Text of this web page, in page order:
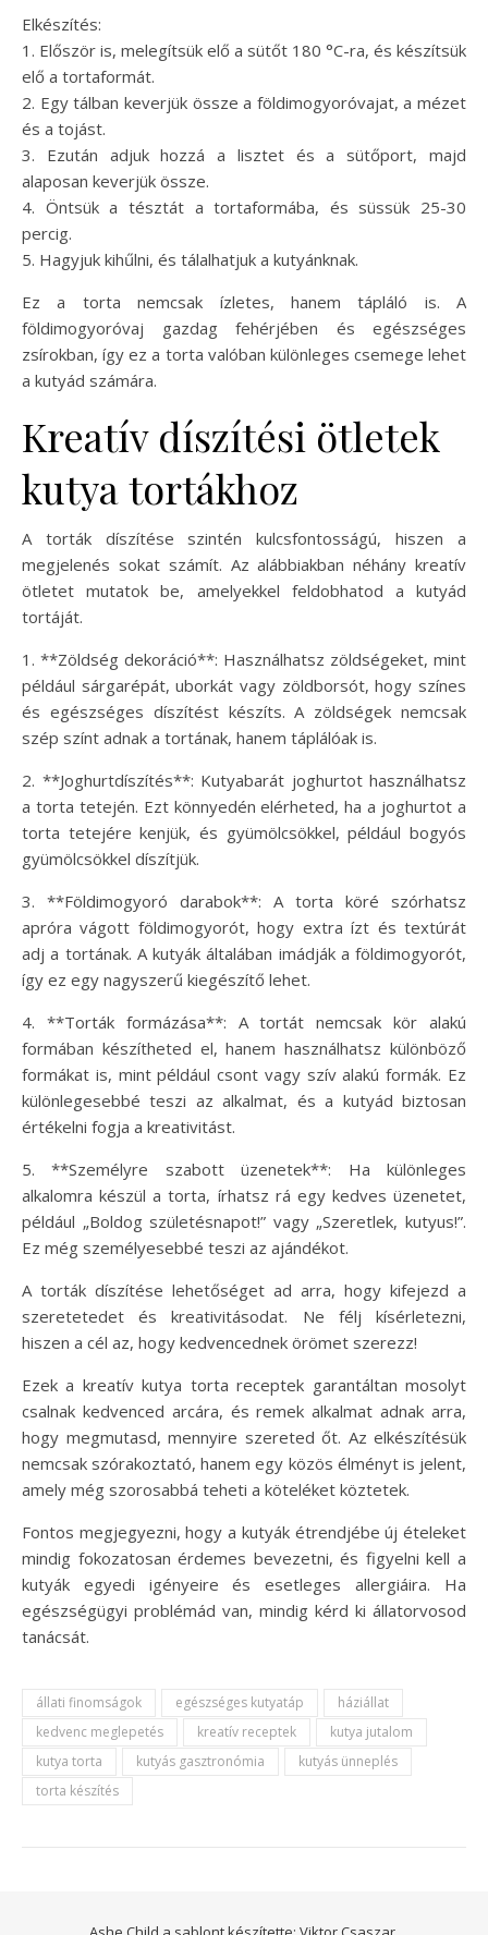
Elkészítés:
1. Először is, melegítsük elő a sütőt 180 °C-ra, és készítsük
elő a tortaformát.
2. Egy tálban keverjük össze a földimogyoróvajat, a mézet
és a tojást.
3. Ezután adjuk hozzá a lisztet és a sütőport, majd
alaposan keverjük össze.
4. Öntsük a tésztát a tortaformába, és süssük 25-30
percig.
5. Hagyjuk kihűlni, és tálalhatjuk a kutyánknak.
Ez a torta nemcsak ízletes, hanem tápláló is. A
földimogyoróvaj gazdag fehérjében és egészséges
zsírokban, így ez a torta valóban különleges csemege lehet
a kutyád számára.
Kreatív díszítési ötletek
kutya tortákhoz
A torták díszítése szintén kulcsfontosságú, hiszen a
megjelenés sokat számít. Az alábbiakban néhány kreatív
ötletet mutatok be, amelyekkel feldobhatod a kutyád
tortáját.
1. **Zöldség dekoráció**: Használhatsz zöldségeket, mint
például sárgarépát, uborkát vagy zöldborsót, hogy színes
és egészséges díszítést készíts. A zöldségek nemcsak
szép színt adnak a tortának, hanem táplálóak is.
2. **Joghurtdíszítés**: Kutyabarát joghurtot használhatsz
a torta tetején. Ezt könnyedén elérheted, ha a joghurtot a
torta tetejére kenjük, és gyümölcsökkel, például bogyós
gyümölcsökkel díszítjük.
3. **Földimogyoró darabok**: A torta köré szórhatsz
apróra vágott földimogyorót, hogy extra ízt és textúrát
adj a tortának. A kutyák általában imádják a földimogyorót,
így ez egy nagyszerű kiegészítő lehet.
4. **Torták formázása**: A tortát nemcsak kör alakú
formában készítheted el, hanem használhatsz különböző
formákat is, mint például csont vagy szív alakú formák. Ez
különlegesebbé teszi az alkalmat, és a kutyád biztosan
értékelni fogja a kreativitást.
5. **Személyre szabott üzenetek**: Ha különleges
alkalomra készül a torta, írhatsz rá egy kedves üzenetet,
például „Boldog születésnapot!” vagy „Szeretlek, kutyus!”.
Ez még személyesebbé teszi az ajándékot.
A torták díszítése lehetőséget ad arra, hogy kifejezd a
szeretetedet és kreativitásodat. Ne félj kísérletezni,
hiszen a cél az, hogy kedvencednek örömet szerezz!
Ezek a kreatív kutya torta receptek garantáltan mosolyt
csalnak kedvenced arcára, és remek alkalmat adnak arra,
hogy megmutasd, mennyire szereted őt. Az elkészítésük
nemcsak szórakoztató, hanem egy közös élményt is jelent,
amely még szorosabbá teheti a köteléket köztetek.
Fontos megjegyezni, hogy a kutyák étrendjébe új ételeket
mindig fokozatosan érdemes bevezetni, és figyelni kell a
kutyák egyedi igényeire és esetleges allergiáira. Ha
egészségügyi problémád van, mindig kérd ki állatorvosod
tanácsát.
állati finomságok egészséges kutyatáp
háziállat
kedvenc meglepetés
kreatív receptek
kutya jutalom
kutya torta
kutyás gasztronómia
kutyás ünneplés
torta készítés